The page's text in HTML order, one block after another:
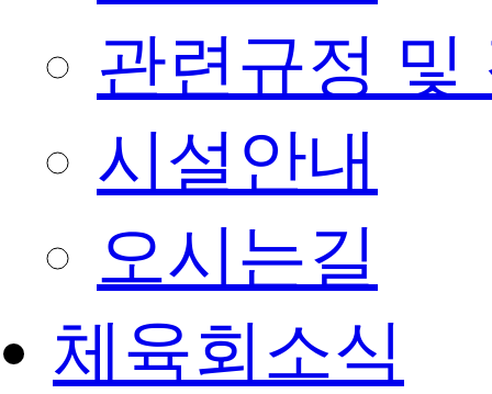
관련규정 및
시설안내
오시는길
체육회소식